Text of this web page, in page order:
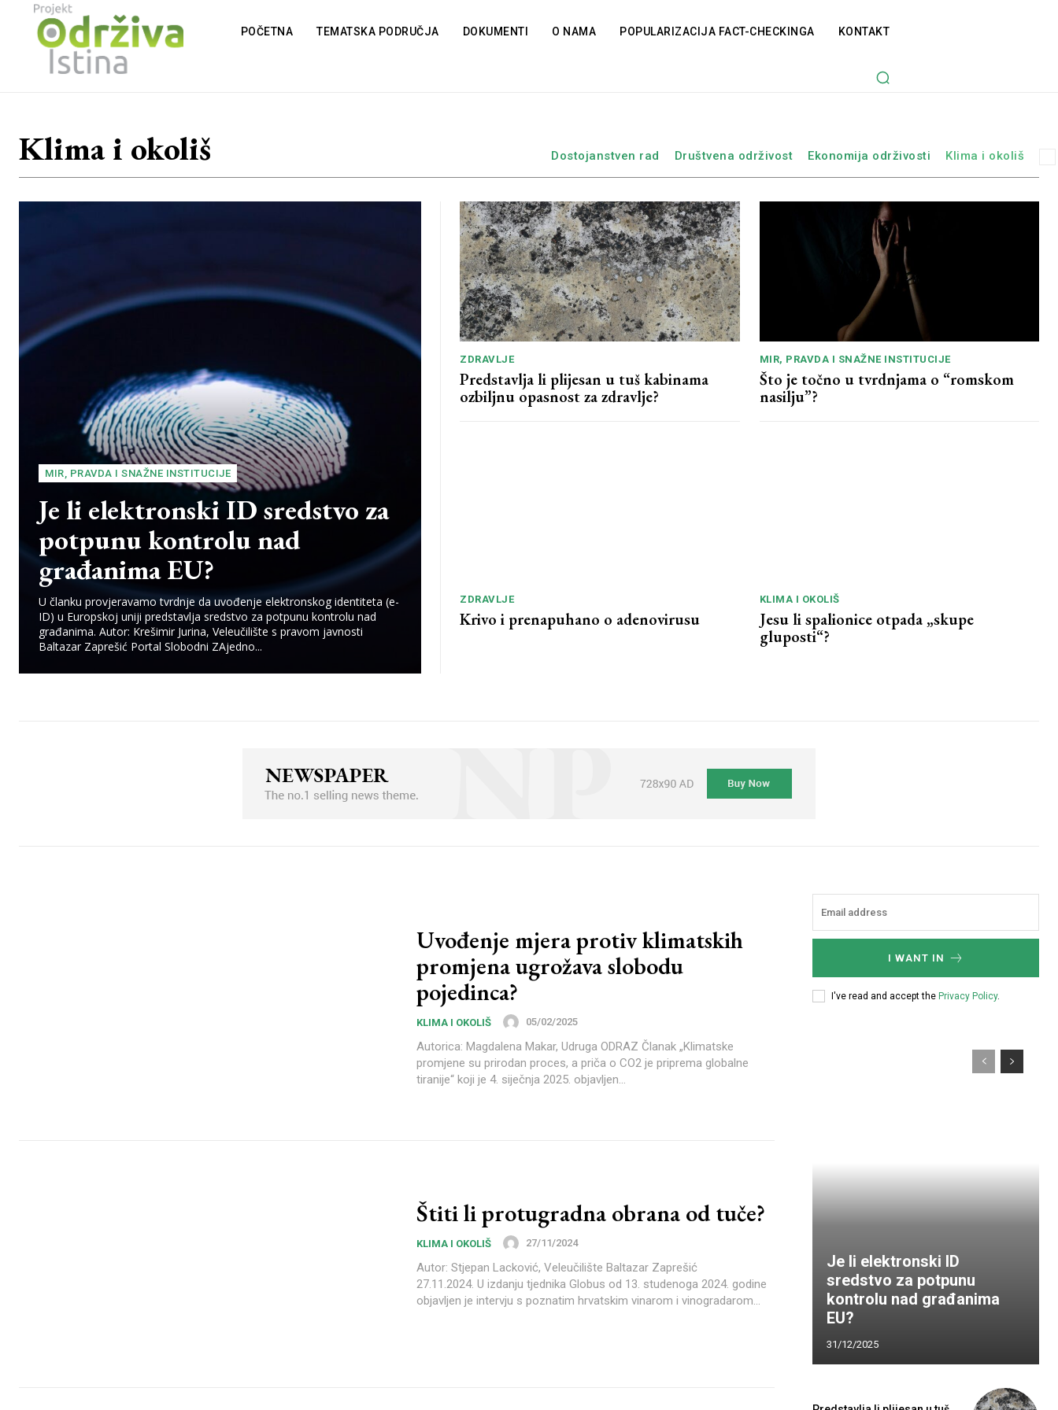
POČETNA TEMATSKA PODRUČJA DOKUMENTI O NAMA POPULARIZACIJA FACT-CHECKINGA KONTAKT
Klima i okoliš Dostojanstven rad Društvena održivost Ekonomija održivosti Klima i okoliš
MIR, PRAVDA I SNAŽNE INSTITUCIJE
Je li elektronski ID sredstvo za
potpunu kontrolu nad
građanima EU?
U članku provjeravamo tvrdnje da uvođenje elektronskog identiteta (e-
ID) u Europskoj uniji predstavlja sredstvo za potpunu kontrolu nad
građanima. Autor: Krešimir Jurina, Veleučilište s pravom javnosti
Baltazar Zaprešić Portal Slobodni ZAjedno...
ZDRAVLJE
Predstavlja li plijesan u tuš kabinama
ozbiljnu opasnost za zdravlje?
MIR, PRAVDA I SNAŽNE INSTITUCIJE
Što je točno u tvrdnjama o “romskom
nasilju”?
ZDRAVLJE
Krivo i prenapuhano o adenovirusu
KLIMA I OKOLIŠ
Jesu li spalionice otpada „skupe
gluposti“?
Uvođenje mjera protiv klimatskih
promjena ugrožava slobodu
pojedinca?
KLIMA I OKOLIŠ 05/02/2025
Autorica: Magdalena Makar, Udruga ODRAZ Članak „Klimatske
promjene su prirodan proces, a priča o CO2 je priprema globalne
tiranije“ koji je 4. siječnja 2025. objavljen...
Štiti li protugradna obrana od tuče?
KLIMA I OKOLIŠ 27/11/2024
Autor: Stjepan Lacković, Veleučilište Baltazar Zaprešić
27.11.2024. U izdanju tjednika Globus od 13. studenoga 2024. godine
objavljen je intervju s poznatim hrvatskim vinarom i vinogradarom...
I WANT IN
I've read and accept the Privacy Policy.
Je li elektronski ID
sredstvo za potpunu
kontrolu nad građanima
EU?
31/12/2025